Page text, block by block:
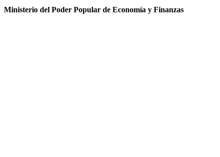
Ministerio del Poder Popular de Economía y Finanzas